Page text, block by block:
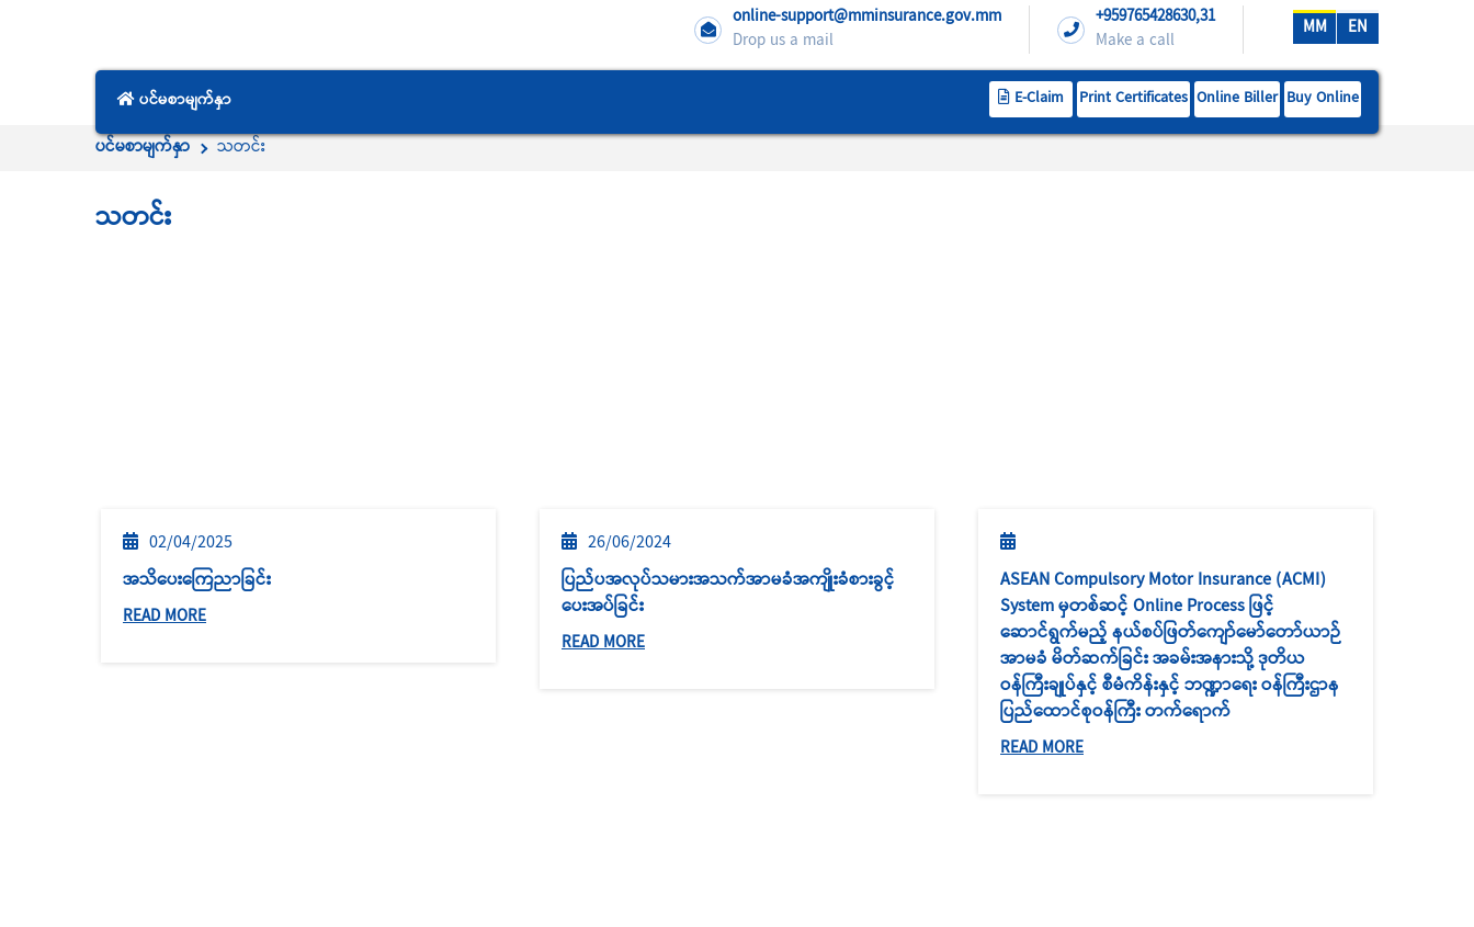
online-support@mminsurance.gov.mm
Drop us a mail
+959765428630,31
EN
MM
ပင်မစာမျက်နှာ Buy Online
Online Biller
Print Certificates
E-Claim
02/04/2025
အသိပေးကြေညာခြင်း
26/06/2024
ပြည်ပအလုပ်သမားအသက်အာမခံအကျိုးခံစားခွင့်
ပေးအပ်ခြင်း
ASEAN Compulsory Motor Insurance (ACMI)
System မှတစ်ဆင့် Online Process ဖြင့်
ဆောင်ရွက်မည့် နယ်စပ်ဖြတ်ကျော်မော်တော်ယာဉ်
အာမခံ မိတ်ဆက်ခြင်း အခမ်းအနားသို့ ဒုတိယ
ဝန်ကြီးချုပ်နှင့် စီမံကိန်းနှင့် ဘဏ္ဍာရေး ဝန်ကြီးဌာန
ပြည်ထောင်စုဝန်ကြီး တက်ရောက်